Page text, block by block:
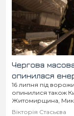
Чергова
опинилася
16 липня під
опинилися також
Житомирщина,
Вікторія Стасьєва